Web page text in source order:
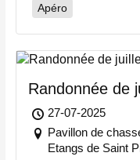
Apéro
Randonnée de
27-07-2025
Pavillon de
Etangs de Saint